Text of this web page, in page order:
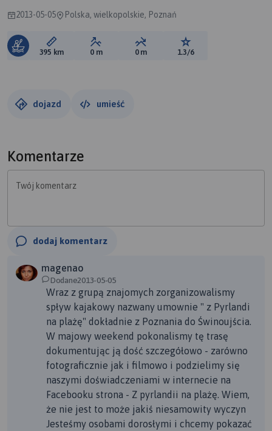
2013-05-05 Polska, wielkopolskie, Poznań
Długość trasy:
395 km Suma przewyższeń:
0 m Suma spadków:
0 m Ocena trasy:
1.3/6
dojazd umieść
Komentarze
Twój komentarz
dodaj komentarz
magenao
Dodane2013-05-05
Wraz z grupą znajomych zorganizowalismy
spływ kajakowy nazwany umownie " z Pyrlandi
na plażę" dokładnie z Poznania do Świnoujścia.
W majowy weekend pokonalismy tę trasę
dokumentując ją dość szczegółowo - zarówno
fotograficznie jak i filmowo i podzielimy się
naszymi doświadczeniami w internecie na
Facebooku strona - Z pyrlandii na plażę. Wiem,
że nie jest to może jakiś niesamowity wyczyn
Jesteśmy osobami dorosłymi i chcemy pokazać